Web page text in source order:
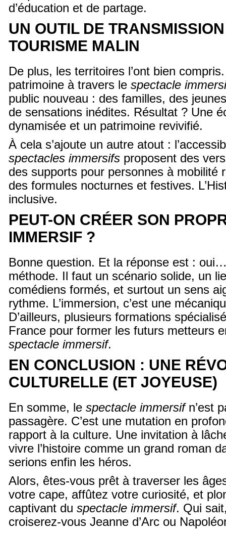
d’éducation et de partage.
UN OUTIL DE
TOURISME MALIN
De plus, les territoires l’ont bien
patrimoine à travers le spectacle
public nouveau : des familles, des
de sensations inédites. Résultat ? Une
dynamisée et un patrimoine revivifié.
À cela s’ajoute un autre atout :
spectacles immersifs proposent des
des supports pour personnes à mobilité
des formules nocturnes et festives.
inclusive.
PEUT-ON CRÉER SON
IMMERSIF ?
Bonne question. Et la réponse est :
méthode. Il faut un scénario solide, un
comédiens formés, et surtout un sens
rythme. L’immersion, c’est une
D’ailleurs, plusieurs formations
France pour former les futurs metteurs
spectacle immersif.
EN CONCLUSION : UNE
CULTURELLE (ET JOYEUSE)
En somme, le spectacle immersifn’est
passagère. C’est une mutation en
rapport à la culture. Une invitation à
vivre l’histoire comme un grand roman
serions enfin les héros.
Alors, êtes-vous prêt à traverser les
votre cape, affûtez votre curiosité, et
captivant du spectacle immersif. Qui
croiserez-vous Jeanne d’Arc ou